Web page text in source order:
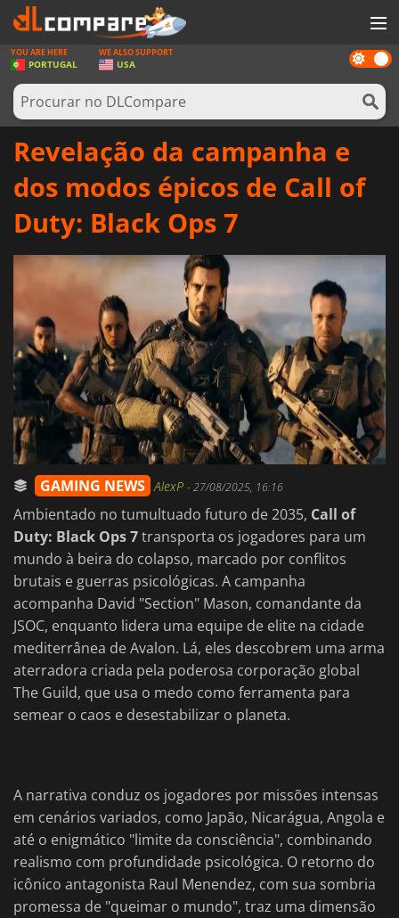
JOGOS
GAME CARDS
SOFTWARE
NOTÍCIAS
ENTRAR OU REGISTAR
Dark
mode
YOU ARE HERE
PORTUGAL
WE ALSO SUPPORT
USA
Revelação da campanha e
dos modos épicos de Call of
Duty: Black Ops 7
GAMING NEWS AlexP -27/08/2025, 16:16
Ambientado no tumultuado futuro de 2035, Call of
Duty: Black Ops 7transporta os jogadores para um
mundo à beira do colapso, marcado por conflitos
brutais e guerras psicológicas. A campanha
acompanha David "Section" Mason, comandante da
JSOC, enquanto lidera uma equipe de elite na cidade
mediterrânea de Avalon. Lá, eles descobrem uma arma
aterradora criada pela poderosa corporação global
The Guild, que usa o medo como ferramenta para
semear o caos e desestabilizar o planeta.
A narrativa conduz os jogadores por missões intensas
em cenários variados, como Japão, Nicarágua, Angola e
até o enigmático "limite da consciência", combinando
realismo com profundidade psicológica. O retorno do
icônico antagonista Raul Menendez, com sua sombria
promessa de "queimar o mundo", traz uma dimensão